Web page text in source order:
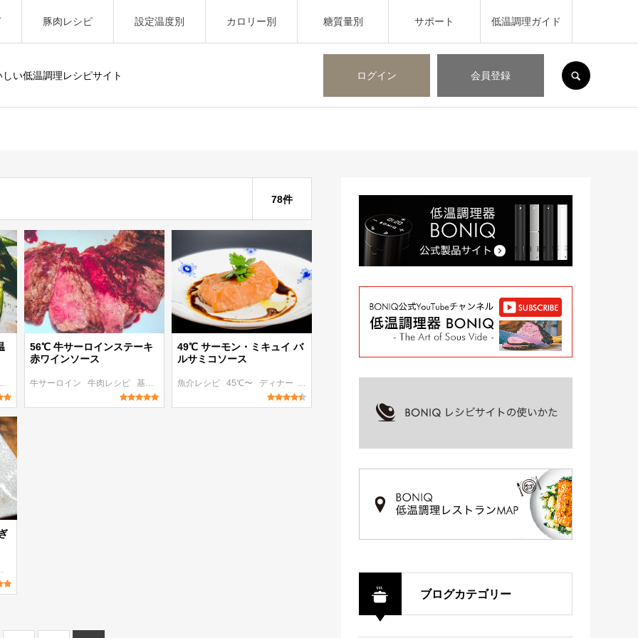
い低温調理レシピサイト ログイン 会員登録
豚肉レシピ 設定温度別 カロリー別 糖質量別 サポート 低温調理ガイド
78件
85℃〜 〜100 kcal
56℃ 牛サーロインステーキ
赤ワインソース
牛サーロイン 牛肉レシピ 基本のレシピ 55℃〜 401 kcal〜
49℃ サーモン・ミキュイ バ
ルサミコソース
魚介レシピ 45℃〜 ディナー おもてなし・ごちそう
り置き
ブログカテゴリー